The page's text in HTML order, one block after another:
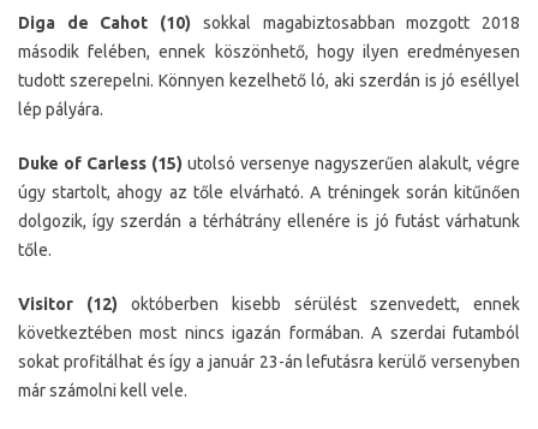
Diga de Cahot (10) sokkal magabiztosabban mozgott 2018
második felében, ennek köszönhető, hogy ilyen eredményesen
tudott szerepelni. Könnyen kezelhető ló, aki szerdán is jó eséllyel
lép pályára.
Duke of Carless (15) utolsó versenye nagyszerűen alakult, végre
úgy startolt, ahogy az tőle elvárható. A tréningek során kitűnően
dolgozik, így szerdán a térhátrány ellenére is jó futást várhatunk
tőle.
Visitor (12) októberben kisebb sérülést szenvedett, ennek
következtében most nincs igazán formában. A szerdai futamból
sokat profitálhat és így a január 23-án lefutásra kerülő versenyben
már számolni kell vele.